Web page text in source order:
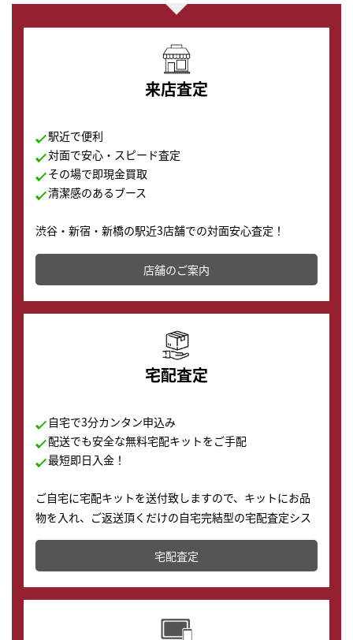
来店査定
駅近で便利
対面で安心・スピード査定
その場で即現金買取
清潔感のあるブース
渋谷・新宿・新橋の駅近3店舗での対面安心査定！
その場で現金買取致します。渋谷本店では、時計販売の
店舗を併設しており、下取りに出してお得に新しい時計
の購入もできます♪
店舗のご案内
宅配査定
自宅で3分カンタン申込み
配送でも安全な無料宅配キットをご手配
最短即日入金！
ご自宅に宅配キットを送付致しますので、キットにお品
物を入れ、ご返送頂くだけの自宅完結型の宅配査定シス
テムです。
配送でも簡単&安全に査定・買取に出すことが可能で
す。
宅配査定